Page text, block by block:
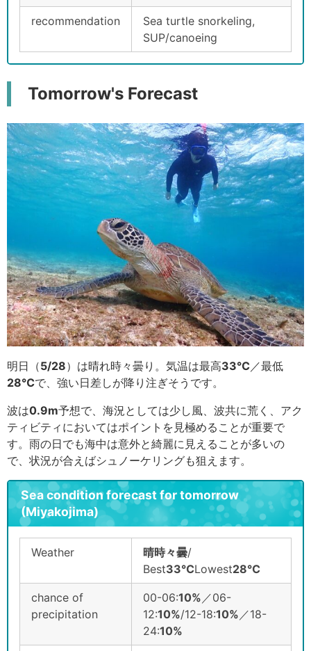
recommendation
Sea turtle snorkeling,
SUP/canoeing
Tomorrow's Forecast
明日（5/28）は晴れ時々曇り。気温は最高33℃ ／最低
28℃で、強い日差しが降り注ぎそうです。
波は0.9m予想で、海況としては少し風、波共に荒く、アク
ティビティにおいてはポイントを見極めることが重要で
す。雨の日でも海中は意外と綺麗に見えることが多いの
で、状況が合えばシュノーケリングも狙えます。
Sea condition forecast for tomorrow
(Miyakojima)
Weather 晴時々曇/
Best33℃Lowest28℃
chance of
precipitation
00-06:10% ／06-
12:10%/12-18:10% ／18-
24:10%